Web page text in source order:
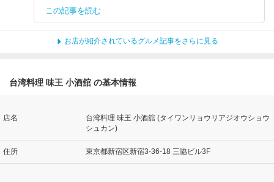
この記事を読む
お店が紹介されているグルメ記事をさらに見る
台湾料理 味王 小酒舘 の基本情報
店名
台湾料理 味王 小酒舘 (タイワンリョウリアジオウショウ
シュカン)
住所 東京都新宿区新宿3-36-18 三協ビル3F